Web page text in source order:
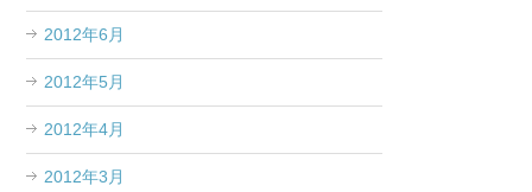
2012年6月
2012年5月
2012年4月
2012年3月